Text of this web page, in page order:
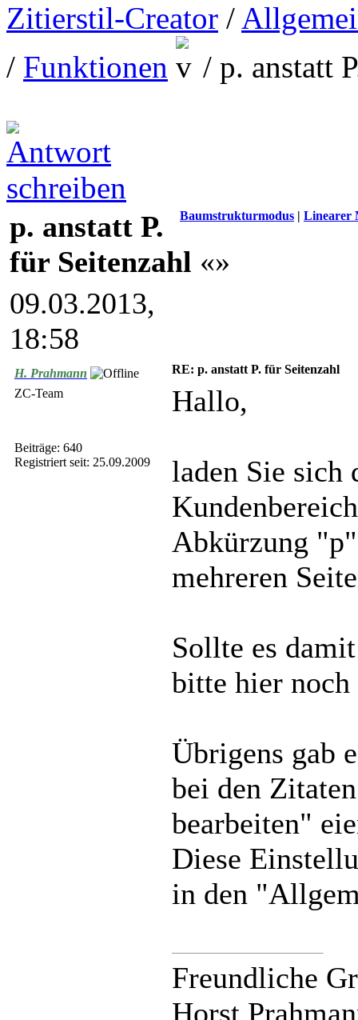
Zitierstil-Creator /
/ Funktionen / p. anstatt
Baumstrukturmodus | Linearer
p. anstatt P.
für Seitenzahl «»
09.03.2013,
18:58
H. Prahmann
ZC-Team
Beiträge: 640
Registriert seit: 25.09.2009
RE: p. anstatt P. für Seitenzahl
Hallo,
laden Sie sich
Abkürzung
mehreren
Sollte es
bitte hier
Übrigens gab
bei den
bearbeiten"
Diese
in den
Freundliche
Horst